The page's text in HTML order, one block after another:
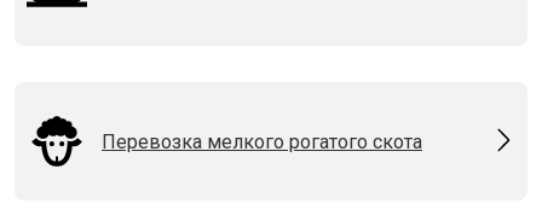
Перевозка мелкого рогатого скота